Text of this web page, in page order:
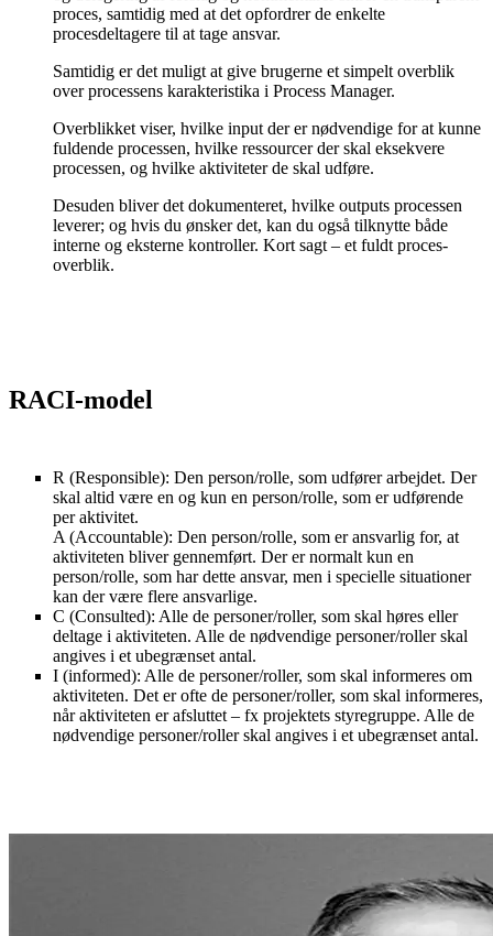
proces, samtidig med at det opfordrer de enkelte
procesdeltagere til at tage ansvar.
Samtidig er det muligt at give brugerne et simpelt overblik
over processens karakteri­stika i Process Manager.
Overblikket viser, hvilke input der er nødvendige for at kunne
fuldende processen, hvilke ressourcer der skal eksekvere
processen, og hvilke aktiviteter de skal udføre.
Desuden bliver det dokumenteret, hvilke outputs processen
leverer; og hvis du ønsker det, kan du også tilknytte både
interne og eksterne kontroller. Kort sagt – et fuldt proces­
overblik.
RACI-model
R (Responsible): Den person/rolle, som udfører arbejdet. Der
skal altid være en og kun en person/rolle, som er udførende
per aktivitet.
A (Accountable): Den person/rolle, som er ansvarlig for, at
aktiviteten bliver gennemført. Der er normalt kun en
person/rolle, som har dette ansvar, men i specielle situationer
kan der være flere ansvarlige.
C (Consulted): Alle de personer/roller, som skal høres eller
deltage i aktiviteten. Alle de nødvendige personer/roller skal
angives i et ubegrænset antal.
I (informed): Alle de personer/roller, som skal informeres om
aktiviteten. Det er ofte de personer/roller, som skal informeres,
når aktiviteten er afsluttet – fx projektets styregruppe. Alle de
nødvendige personer/roller skal angives i et ubegrænset antal.